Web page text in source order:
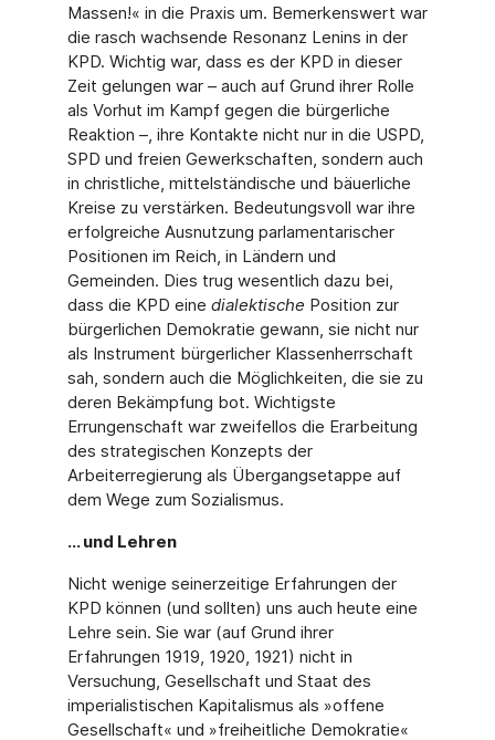
Massen!« in die Praxis um. Bemerkenswert war
die rasch wachsende Resonanz Lenins in der
KPD. Wichtig war, dass es der KPD in dieser
Zeit gelungen war – auch auf Grund ihrer Rolle
als Vorhut im Kampf gegen die bürgerliche
Reaktion –, ihre Kontakte nicht nur in die USPD,
SPD und freien Gewerkschaften, sondern auch
in christliche, mittelständische und bäuerliche
Kreise zu verstärken. Bedeutungsvoll war ihre
erfolgreiche Ausnutzung parlamentarischer
Positionen im Reich, in Ländern und
Gemeinden. Dies trug wesentlich dazu bei,
dass die KPD eine dialektische Position zur
bürgerlichen Demokratie gewann, sie nicht nur
als Instrument bürgerlicher Klassenherrschaft
sah, sondern auch die Möglichkeiten, die sie zu
deren Bekämpfung bot. Wichtigste
Errungenschaft war zweifellos die Erarbeitung
des strategischen Konzepts der
Arbeiterregierung als Übergangsetappe auf
dem Wege zum Sozialismus.
... und Lehren
Nicht wenige seinerzeitige Erfahrungen der
KPD können (und sollten) uns auch heute eine
Lehre sein. Sie war (auf Grund ihrer
Erfahrungen 1919, 1920, 1921) nicht in
Versuchung, Gesellschaft und Staat des
imperialistischen Kapitalismus als »offene
Gesellschaft« und »freiheitliche Demokratie«